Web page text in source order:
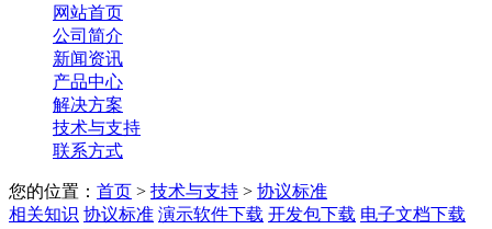
网站首页
公司简介
新闻资讯
产品中心
解决方案
技术与支持
联系方式
您的位置： 首页 > 技术与支持 > 协议标准
相关知识 协议标准 演示软件下载 开发包下载 电子文档下载